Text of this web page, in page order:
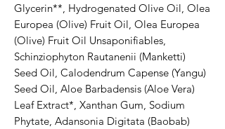
Glycerin**, Hydrogenated Olive Oil, Olea
Europea (Olive) Fruit Oil, Olea Europea
(Olive) Fruit Oil Unsaponifiables,
Schinziophyton Rautanenii (Manketti)
Seed Oil, Calodendrum Capense (Yangu)
Seed Oil, Aloe Barbadensis (Aloe Vera)
Leaf Extract*, Xanthan Gum, Sodium
Phytate, Adansonia Digitata (Baobab)